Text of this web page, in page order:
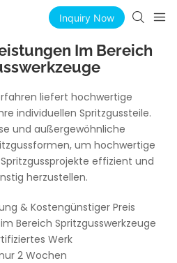
Inquiry Now
Im Bereich
liefert hochwertige
individuellen Spritzgussteile.
und außergewöhnliche
um hochwertige
effizient und
herzustellen.
& Kostengünstiger Preis
Bereich Spritzgusswerkzeuge
Werk
2 Wochen